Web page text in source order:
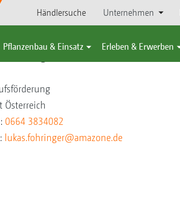
Händlersuche Unternehmen
Pflanzenbau & Einsatz Erleben & Erwerben
Österreich
0664 3834082
lukas.fohringer@amazone.de